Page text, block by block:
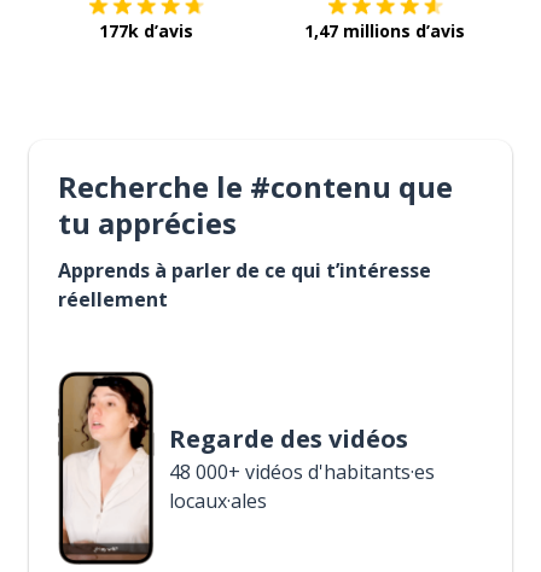
177k d’avis 1,47 millions d’avis
Recherche le #contenu que
tu apprécies
Apprends à parler de ce qui t’intéresse
réellement
Regarde des vidéos
48 000+ vidéos d'habitants·es
locaux·ales